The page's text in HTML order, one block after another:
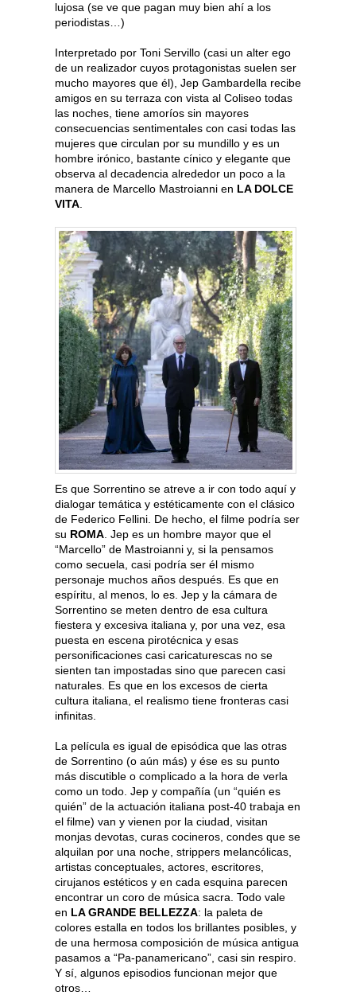
lujosa (se ve que pagan muy bien ahí a los
periodistas…)
Interpretado por Toni Servillo (casi un alter ego
de un realizador cuyos protagonistas suelen ser
mucho mayores que él), Jep Gambardella recibe
amigos en su terraza con vista al Coliseo todas
las noches, tiene amoríos sin mayores
consecuencias sentimentales con casi todas las
mujeres que circulan por su mundillo y es un
hombre irónico, bastante cínico y elegante que
observa al decadencia alrededor un poco a la
manera de Marcello Mastroianni en LA DOLCE
VITA
Es que Sorrentino se atreve a ir con todo aquí y
dialogar temática y estéticamente con el clásico
de Federico Fellini. De hecho, el filme podría ser
su ROMA . Jep es un hombre mayor que el
“Marcello” de Mastroianni y, si la pensamos
como secuela, casi podría ser él mismo
personaje muchos años después. Es que en
espíritu, al menos, lo es. Jep y la cámara de
Sorrentino se meten dentro de esa cultura
fiestera y excesiva italiana y, por una vez, esa
puesta en escena pirotécnica y esas
personificaciones casi caricaturescas no se
sienten tan impostadas sino que parecen casi
naturales. Es que en los excesos de cierta
cultura italiana, el realismo tiene fronteras casi
infinitas.
La película es igual de episódica que las otras
de Sorrentino (o aún más) y ése es su punto
más discutible o complicado a la hora de verla
como un todo. Jep y compañía (un “quién es
quién” de la actuación italiana post-40 trabaja en
el filme) van y vienen por la ciudad, visitan
monjas devotas, curas cocineros, condes que se
alquilan por una noche, strippers melancólicas,
artistas conceptuales, actores, escritores,
cirujanos estéticos y en cada esquina parecen
encontrar un coro de música sacra. Todo vale
en LA GRANDE BELLEZZA: la paleta de
colores estalla en todos los brillantes posibles, y
de una hermosa composición de música antigua
pasamos a “Pa-panamericano”, casi sin respiro.
Y sí, algunos episodios funcionan mejor que
otros…